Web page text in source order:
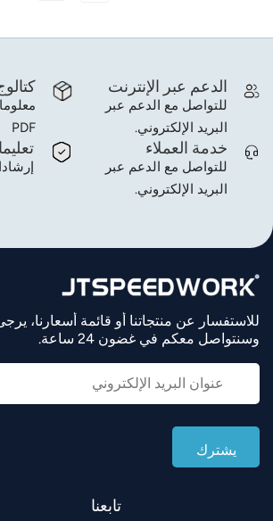
PDF
الدعم عبر الإنترنت
للتواصل مع الدعم عبر
البريد الإلكتروني.
خدمة العملاء
للتواصل مع الدعم عبر
البريد الإلكتروني.
للاستفسار عن منتجاتنا أو قائمة أسعارنا،
وسنتواصل معكم في غضون 24 ساعة.
تابعنا